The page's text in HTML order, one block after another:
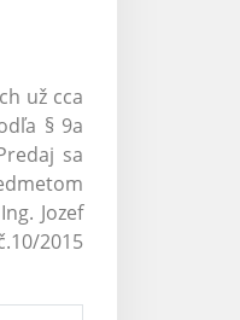
už cca
§ 9a
sa
Jozef
2015